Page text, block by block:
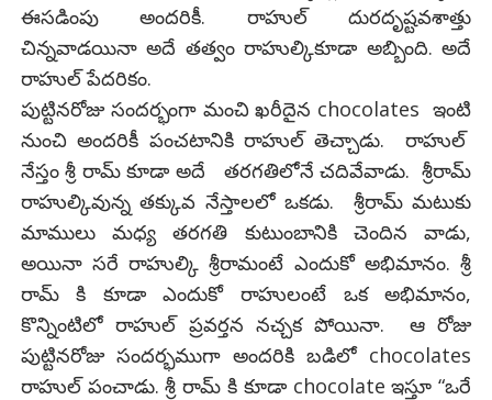
ఈసడింపు అందరికీ. రాహుల్ దురదృష్టవశాత్తు
చిన్నవాడయినా అదే తత్వం రాహుల్కికూడా అబ్బింది. అదే
రాహుల్ పేదరికం.
పుట్టినరోజు సందర్భంగా మంచి ఖరీదైన chocolates ఇంటి
నుంచి అందరికీ పంచటానికి రాహుల్ తెచ్చాడు. రాహుల్
నేస్తం శ్రీ రామ్ కూడా అదే తరగతిలోనే చదివేవాడు. శ్రీరామ్
రాహుల్కివున్న తక్కువ నేస్తాలలో ఒకడు. శ్రీరామ్ మటుకు
మాములు మధ్య తరగతి కుటుంబానికి చెందిన వాడు,
అయినా సరే రాహుల్కి శ్రీరామంటే ఎందుకో అభిమానం. శ్రీ
రామ్ కి కూడా ఎందుకో రాహులంటే ఒక అభిమానం,
కొన్నింటిలో రాహుల్ ప్రవర్తన నచ్చక పోయినా. ఆ రోజు
పుట్టినరోజు సందర్భముగా అందరికి బడిలో chocolates
రాహుల్ పంచాడు. శ్రీ రామ్ కి కూడా chocolate ఇస్తూ “ఒరే